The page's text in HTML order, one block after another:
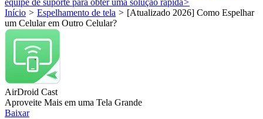
equipe de suporte para obter uma solução rápida>
Início > Espelhamento de tela > [Atualizado 2026] Como Espelhar
um Celular em Outro Celular?
AirDroid Cast
Aproveite Mais em uma Tela Grande
Baixar